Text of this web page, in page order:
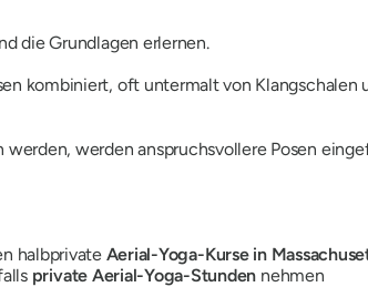
die Grundlagen erlernen.
kombiniert, oft untermalt von Klangschalen
werden, werden anspruchsvollere Posen
halbprivate Aerial-Yoga-Kurse in
private Aerial-Yoga-Stunden nehmen